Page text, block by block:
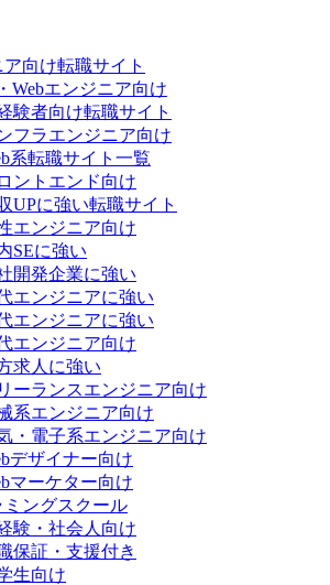
向け転職サイト
Webエンジニア向け
験者向け転職サイト
フラエンジニア向け
系転職サイト一覧
ントエンド向け
UPに強い転職サイト
エンジニア向け
SEに強い
開発企業に強い
エンジニアに強い
エンジニアに強い
エンジニア向け
求人に強い
ーランスエンジニア向け
系エンジニア向け
・電子系エンジニア向け
デザイナー向け
マーケター向け
ミングスクール
験・社会人向け
保証・支援付き
生向け